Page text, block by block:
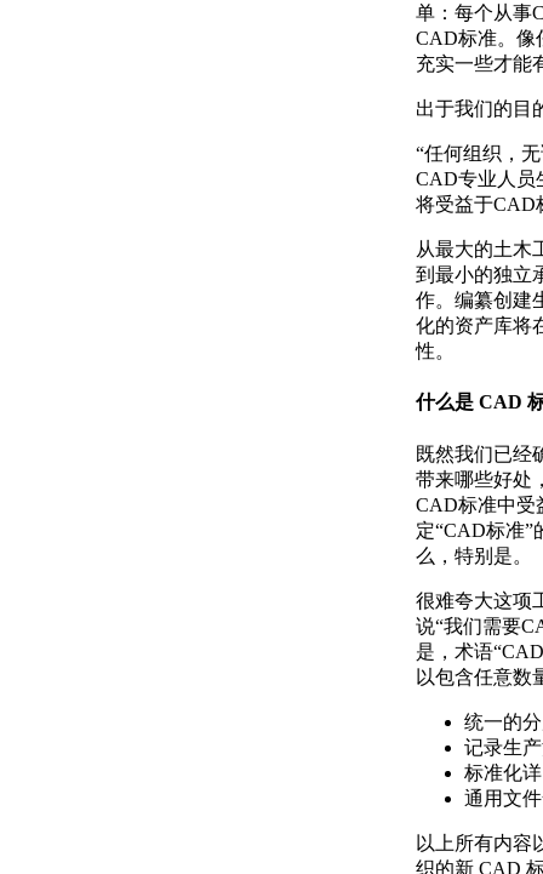
单：每个从事
CAD标准。像
充实一些才能
出于我们的目
“任何组织，
CAD专业人员
将受益于CAD
从最大的土木
到最小的独立
作。编纂创建
化的资产库将
性。
什么是 CAD
既然我们已经
带来哪些好处
CAD标准中受
定“CAD标准”
么，特别是。
很难夸大这项
说“我们需要
是，术语
以包含任意数
统一的
记录生
标准化
通用文
以上所有内容
织的新 CAD